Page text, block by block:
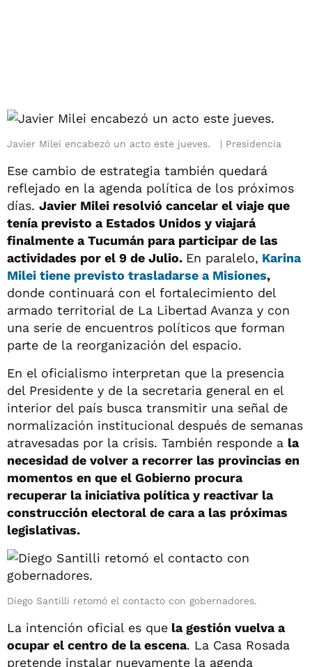
Javier Milei encabezó un acto este jueves. Presidencia
Ese cambio de estrategia también quedará
reflejado en la agenda política de los próximos
días. Javier Milei resolvió cancelar el viaje que
tenía previsto a Estados Unidos y viajará
finalmente a Tucumán para participar de las
actividades por el 9 de Julio. En paralelo, Karina
Milei tiene previsto trasladarse a Misiones,
donde continuará con el fortalecimiento del
armado territorial de La Libertad Avanza y con
una serie de encuentros políticos que forman
parte de la reorganización del espacio.
En el oficialismo interpretan que la presencia
del Presidente y de la secretaria general en el
interior del país busca transmitir una señal de
normalización institucional después de semanas
atravesadas por la crisis. También responde a la
necesidad de volver a recorrer las provincias en
momentos en que el Gobierno procura
recuperar la iniciativa política y reactivar la
construcción electoral de cara a las próximas
legislativas.
Diego Santilli retomó el contacto con gobernadores.
La intención oficial es que la gestión vuelva a
ocupar el centro de la escena. La Casa Rosada
pretende instalar nuevamente la agenda